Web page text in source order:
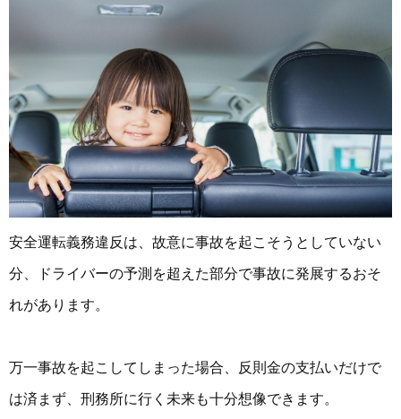
安全運転義務違反は、故意に事故を起こそうとしていない
分、ドライバーの予測を超えた部分で事故に発展するおそ
れがあります。
万一事故を起こしてしまった場合、反則金の支払いだけで
は済まず、刑務所に行く未来も十分想像できます。